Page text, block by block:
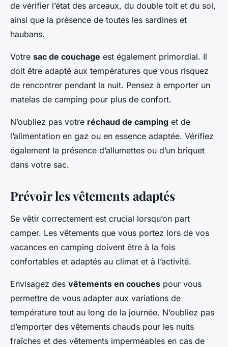
de vérifier l’état des arceaux, du double toit et du sol,
ainsi que la présence de toutes les sardines et
haubans.
Votre sac de couchage est également primordial. Il
doit être adapté aux températures que vous risquez
de rencontrer pendant la nuit. Pensez à emporter un
matelas de camping pour plus de confort.
N’oubliez pas votre réchaud de camping et de
l’alimentation en gaz ou en essence adaptée. Vérifiez
également la présence d’allumettes ou d’un briquet
dans votre sac.
Prévoir les vêtements adaptés
Se vêtir correctement est crucial lorsqu’on part
camper. Les vêtements que vous portez lors de vos
vacances en camping doivent être à la fois
confortables et adaptés au climat et à l’activité.
Envisagez des vêtements en couches pour vous
permettre de vous adapter aux variations de
température tout au long de la journée. N’oubliez pas
d’emporter des vêtements chauds pour les nuits
fraîches et des vêtements imperméables en cas de